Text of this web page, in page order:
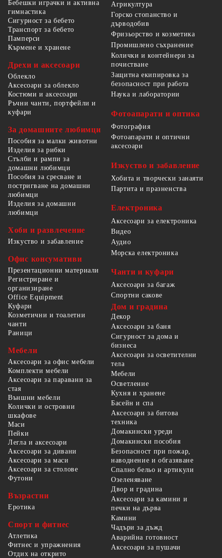
Бебешки играчки и активна
гимнастика
Сигурност за бебето
Транспорт за бебето
Памперси
Кърмене и хранене
Дрехи и аксесоари
Облекло
Аксесоари за облекло
Костюми и аксесоари
Ръчни чанти, портфейли и
куфари
За домашните любимци
Пособия за малки животни
Изделия за рибки
Стълби и рампи за
домашни любимци
Пособия за сресване и
постригване на домашни
любимци
Изделия за домашни
любимци
Хоби и развлечение
Изкуство и забавление
Офис консумативи
Презентационни материали
Регистриране и
организиране
Office Equipment
Агрикултура
Горско стопанство и
дърводобив
Фризьорство и козметика
Промишлено съхранение
Колички и контейнери за
почистване
Защитна екипировка за
безопасност при работа
Наука и лаборатории
Фотоапарати и оптика
Фотография
Фотоапарати и оптични
аксесоари
Изкуство и забавление
Хобита и творчески занаяти
Партита и празненства
Електроника
Аксесоари за електроника
Видео
Аудио
Морска електроника
Чанти и куфари
Аксесоари за багаж
Спортни сакове
Куфари
Козметични и тоалетни
чанти
Раници
Мебели
Аксесоари за офис мебели
Комплекти мебели
Аксесоари за паравани за
стая
Външни мебели
Колички и островни
шкафове
Маси
Пейки
Легла и аксесоари
Аксесоари за дивани
Аксесоари за маси
Аксесоари за столове
Футони
Възрастни
Еротика
Спорт и фитнес
Атлетика
Фитнес и упражнения
Отдих на открито
Дом и градина
Декор
Аксесоари за баня
Сигурност за дома и
бизнеса
Аксесоари за осветителни
тела
Мебели
Осветление
Кухня и хранене
Басейн и спа
Аксесоари за битова
техника
Домакински уреди
Домакински пособия
Безопасност при пожар,
наводнение и обгазяване
Спално бельо и артикули
Озеленяване
Двор и градина
Аксесоари за камини и
печки на дърва
Камини
Чадъри за дъжд
Аварийна готовност
Аксесоари за пушачи